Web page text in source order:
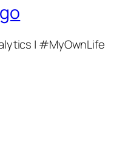
| #MyOwnLife